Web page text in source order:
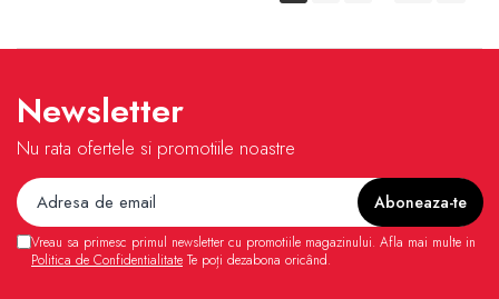
Newsletter
Nu rata ofertele si promotiile noastre
Vreau sa primesc primul newsletter cu promotiile magazinului. Afla mai multe in
Politica de Confidentialitate Te poți dezabona oricând.